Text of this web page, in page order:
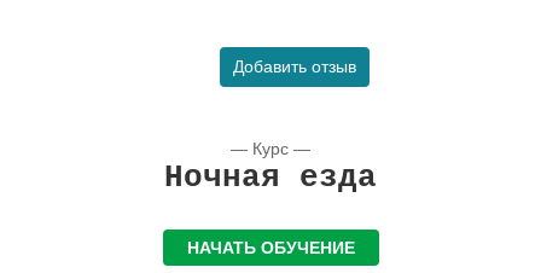
Добавить отзыв
— Курс —
Ночная езда
НАЧАТЬ ОБУЧЕНИЕ